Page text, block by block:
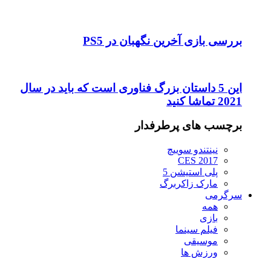
بررسی بازی آخرین نگهبان در PS5
این 5 داستان بزرگ فناوری است که باید در سال
برچسب های پرطرفدار
نینتندو سوییچ
CES 2017
پلی استیشن 5
مارک زاکربرگ
سرگرمی
همه
بازی
فیلم سینما
موسیقی
ورزش ها